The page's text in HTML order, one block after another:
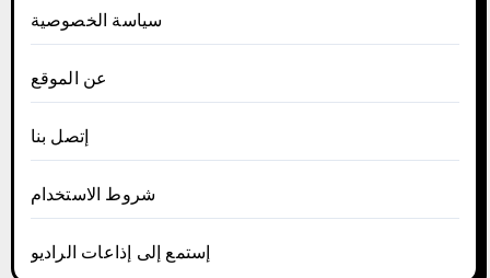
سياسة الخصوصية
عن الموقع
إتصل بنا
شروط الاستخدام
إستمع إلى إذاعات الراديو